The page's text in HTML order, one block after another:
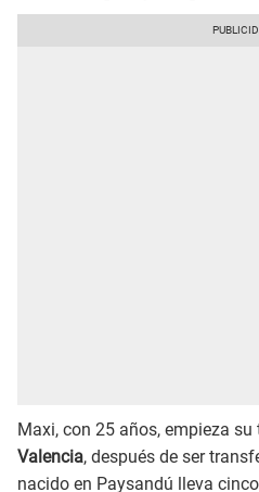
Maxi, con 25 años, empieza
Valencia, después de ser
nacido en Paysandú lleva